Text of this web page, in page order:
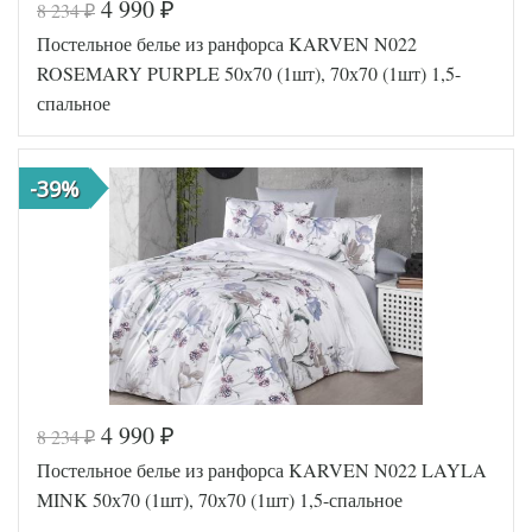
Код товара
573-409
Артикул
FIR1256
5000123
73
Ткань
Размер
пододеяльника
160х220
Размер
простыни
180х240
50х70
(1шт),
70х70
(1шт)
Производитель
Karven
(Турция)
Код товара
573-410
Артикул
FIR1256
5000132
81
8 234₽ 4 990 ₽
Постельное белье из ранфорса KARVEN N022
ROSEMARY PURPLE 50х70 (1шт), 70х70 (1шт) 1,5-
спальное
-39%
8 234₽ 4 990 ₽
Постельное белье из ранфорса KARVEN N022 LAYLA
MINK 50х70 (1шт), 70х70 (1шт) 1,5-спальное